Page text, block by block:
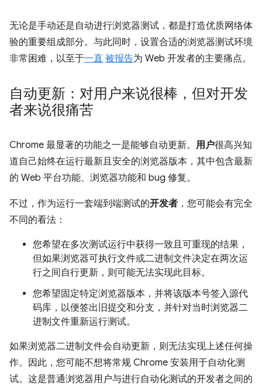
无论是手动还是自动进行浏览器测试，都是打造优质网络体
验的重要组成部分。与此同时，设置合适的浏览器测试环境
非常困难，以至于一直 被报告为 Web 开发者的主要痛点。
自动更新：对用户来说很棒，但对开发
者来说很痛苦
Chrome 最显著的功能之一是能够自动更新。 用户很高兴知
道自己始终在运行最新且安全的浏览器版本，其中包含最新
的 Web 平台功能、浏览器功能和 bug 修复。
不过，作为运行一套端到端测试的开发者 ，您可能会有完全
不同的看法：
您希望在多次测试运行中获得一致且可重现的结果，
但如果浏览器可执行文件或二进制文件决定在两次运
行之间自行更新，则可能无法实现此目标。
您希望固定特定浏览器版本，并将该版本号签入源代
码库，以便签出旧提交和分支，并针对当时浏览器二
进制文件重新运行测试。
如果浏览器二进制文件会自动更新，则无法实现上述任何操
作。因此，您可能不想将常规 Chrome 安装用于自动化测
试。这是普通浏览器用户与进行自动化测试的开发者之间的